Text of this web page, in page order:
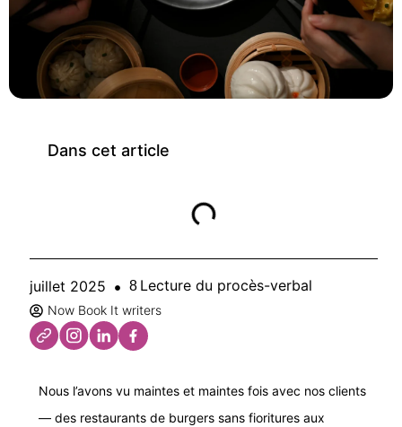
Dans cet article
juillet 2025 8 Lecture du procès-verbal
Now Book It writers
Nous l’avons vu maintes et maintes fois avec nos clients
— des restaurants de burgers sans fioritures aux